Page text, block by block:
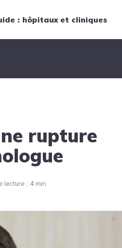
: hôpitaux et cliniques
rupture
lecture 4 min